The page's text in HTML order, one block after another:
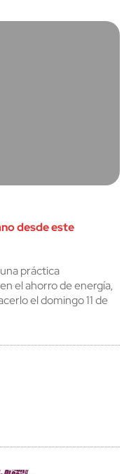
desde este
práctica
el ahorro de energía,
el domingo 11 de